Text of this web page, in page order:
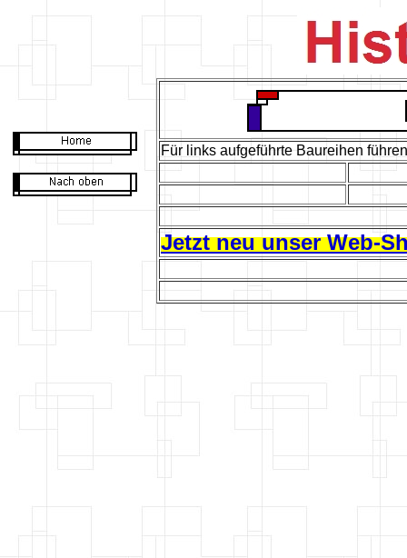
Für links aufgeführte Baureihen
Jetzt neu unser Web-